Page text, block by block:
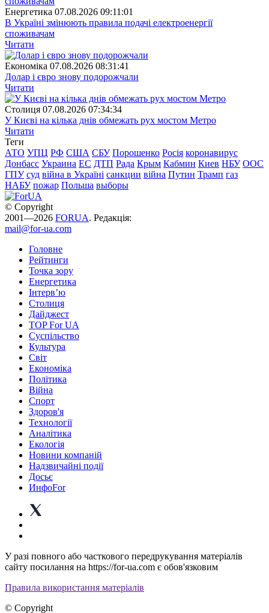
Енергетика 07.08.2026 09:11:01
В Україні змінюють правила подачі електроенергії
споживачам
Читати
Економіка 07.08.2026 08:31:41
Долар і євро знову подорожчали
Читати
Столиця 07.08.2026 07:34:34
У Києві на кілька днів обмежать рух мостом Метро
Читати
Теги
АТО УПЦ РФ США СБУ Порошенко Росія коронавирус
Донбасс Украина ЕС ДТП Рада Крым Кабмин Киев НБУ ООС
ГПУ суд війна в Україні санкции війна Путин Трамп газ
НАБУ пожар Польша выборы
© Copyright
2001—2026 FORUA. Редакція:
mail@for-ua.com
Головне
Рейтинги
Точка зору
Енергетика
Інтерв’ю
Столиця
Дайджест
TOP For UA
Суспiльство
Культура
Світ
Економіка
Політика
Війна
Спорт
Здоров'я
Технології
Аналітика
Екологія
Новини компаній
Надзвичайні події
Досьє
ИнфоFor
У разі повного або часткового передрукування матеріалів
сайту посилання на https://for-ua.com є обов'язковим
Правила використання матеріалів
© Copyright